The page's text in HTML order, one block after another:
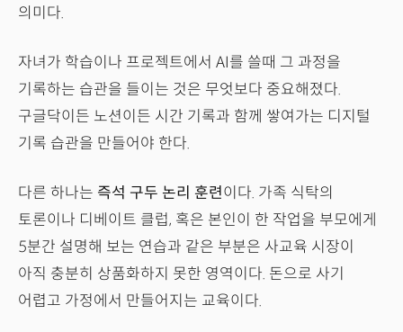
의미다.
자녀가 학습이나 프로젝트에서 AI를 쓸때 그 과정을
기록하는 습관을 들이는 것은 무엇보다 중요해졌다.
구글닥이든 노션이든 시간 기록과 함께 쌓여가는 디지털
기록 습관을 만들어야 한다.
다른 하나는 즉석 구두 논리 훈련이다. 가족 식탁의
토론이나 디베이트 클럽, 혹은 본인이 한 작업을 부모에게
5분간 설명해 보는 연습과 같은 부분은 사교육 시장이
아직 충분히 상품화하지 못한 영역이다. 돈으로 사기
어렵고 가정에서 만들어지는 교육이다.